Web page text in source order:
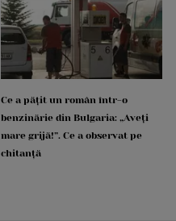
Ce a pățit un român într-o
benzinărie din Bulgaria: „Aveți
mare grijă!”. Ce a observat pe
chitanță